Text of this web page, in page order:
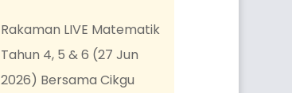
Rakaman LIVE Matematik
Tahun 4, 5 & 6 (27 Jun
2026) Bersama Cikgu